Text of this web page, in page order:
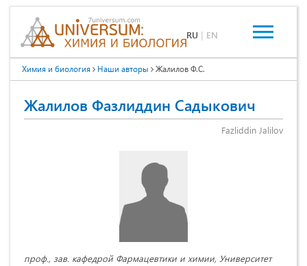
RU | EN
Химия и биология Наши авторы Жалилов Ф.С.
Жалилов Фазлиддин Садыкович
Fazliddin Jalilov
проф., зав. кафедрой Фармацевтики и химии, Университет